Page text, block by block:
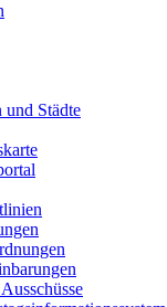
und Städte